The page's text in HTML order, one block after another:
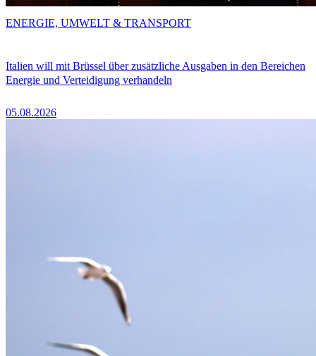
Italien will mit Brüssel über zusätzliche Ausgaben in den Bereichen
Energie und Verteidigung verhandeln
05.08.2026
ENERGIE, UMWELT & TRANSPORT